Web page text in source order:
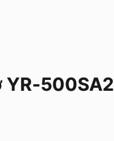
YR-500SA2